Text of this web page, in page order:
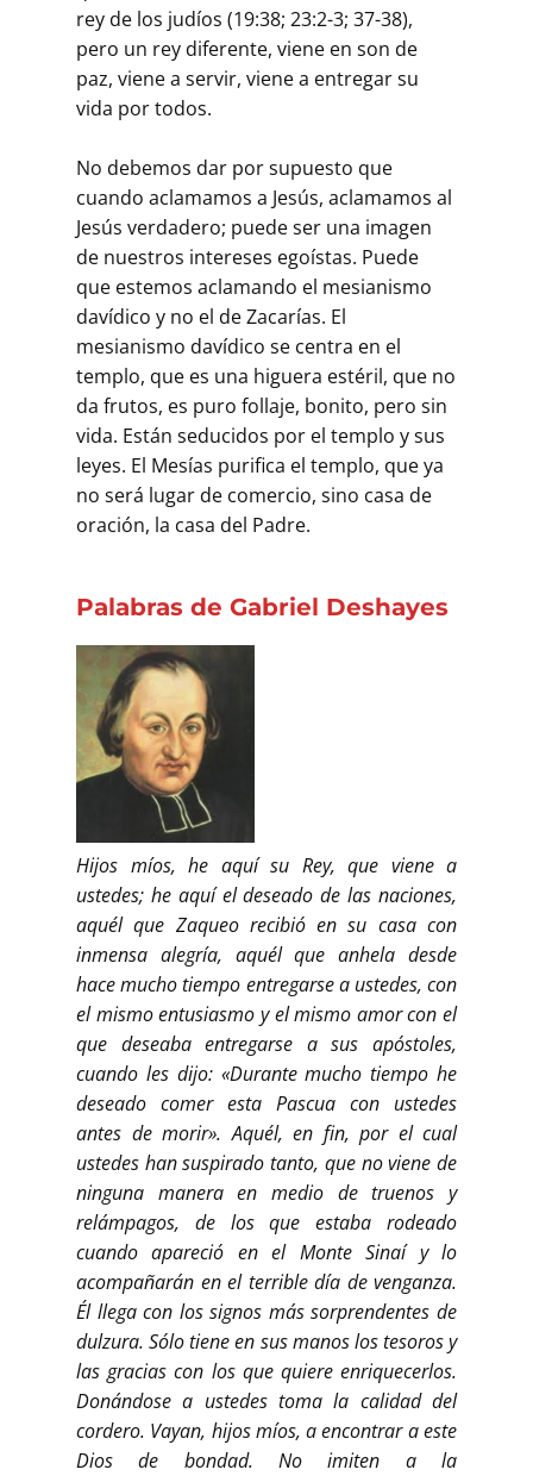
rey de los judíos (19:38; 23:2-3; 37-38),
pero un rey diferente, viene en son de
paz, viene a servir, viene a entregar su
vida por todos.
No debemos dar por supuesto que
cuando aclamamos a Jesús, aclamamos al
Jesús verdadero; puede ser una imagen
de nuestros intereses egoístas. Puede
que estemos aclamando el mesianismo
davídico y no el de Zacarías. El
mesianismo davídico se centra en el
templo, que es una higuera estéril, que no
da frutos, es puro follaje, bonito, pero sin
vida. Están seducidos por el templo y sus
leyes. El Mesías purifica el templo, que ya
no será lugar de comercio, sino casa de
oración, la casa del Padre.
Palabras de Gabriel Deshayes
Hijos míos, he aquí su Rey, que viene a
ustedes; he aquí el deseado de las naciones,
aquél que Zaqueo recibió en su casa con
inmensa alegría, aquél que anhela desde
hace mucho tiempo entregarse a ustedes, con
el mismo entusiasmo y el mismo amor con el
que deseaba entregarse a sus apóstoles,
cuando les dijo: «Durante mucho tiempo he
deseado comer esta Pascua con ustedes
antes de morir». Aquél, en fin, por el cual
ustedes han suspirado tanto, que no viene de
ninguna manera en medio de truenos y
relámpagos, de los que estaba rodeado
cuando apareció en el Monte Sinaí y lo
acompañarán en el terrible día de venganza.
Él llega con los signos más sorprendentes de
dulzura. Sólo tiene en sus manos los tesoros y
las gracias con los que quiere enriquecerlos.
Donándose a ustedes toma la calidad del
cordero. Vayan, hijos míos, a encontrar a este
Dios de bondad. No imiten a la